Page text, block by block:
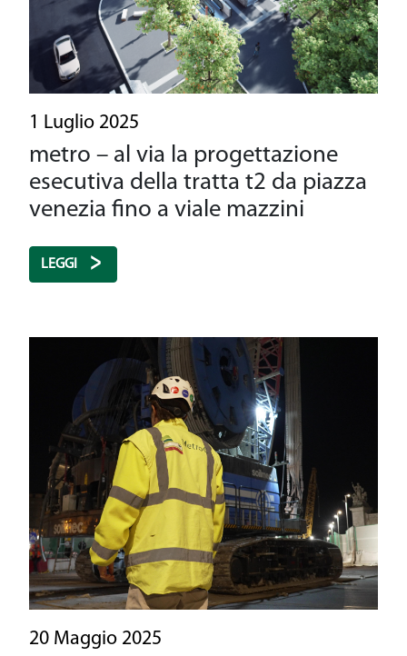
1 Luglio 2025
metro – al via la progettazione
esecutiva della tratta t2 da piazza
venezia fino a viale mazzini
LEGGI
20 Maggio 2025